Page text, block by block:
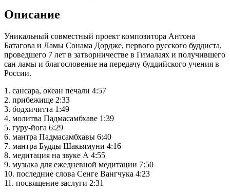
Описание
Уникальный совместный проект композитора Антона
Батагова и Ламы Сонама Дордже, первого русского буддиста,
проведшего 7 лет в затворничестве в Гималаях и получившего
сан ламы и благословение на передачу буддийского учения в
России.
1. сансара, океан печали 4:57
2. прибежище 2:33
3. бодхичитта 1:49
4. молитва Падмасамбхаве 1:39
5. гуру-йога 6:29
6. мантра Падмасамбхавы 6:40
7. мантра Будды Шакьямуни 4:16
8. медитация на звуке А 4:55
9. музыка для ежедневной медитации 7:50
10. последние слова Сенге Вангчука 4:23
11. посвящение заслуги 2:31